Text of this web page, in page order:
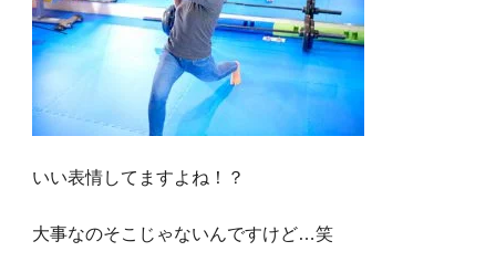
いい表情してますよね！？
大事なのそこじゃないんですけど…笑